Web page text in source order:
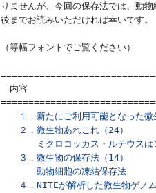
りませんが、今回の保存法では、動
後までお読みいただければ幸いです。
（等幅フォントでご覧ください）
内容
１．新たにご利用可能となった
２．微生物あれこれ（24）
ミクロコッカス・ルテウスはコ
３．微生物の保存法（14）
動物細胞の凍結保存法
４．NITEが解析した微生物ゲノム